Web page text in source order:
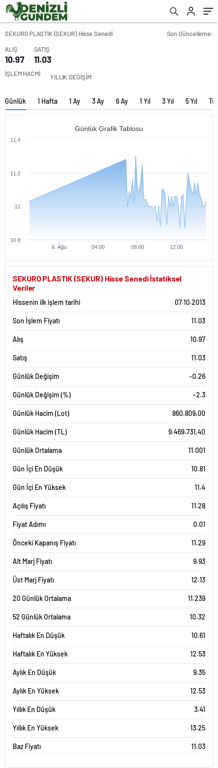
SEKURO PLASTIK (SEKUR) Hisse Senedi
Son Güncelleme:
ALIŞ
10.97
SATIŞ
11.03
İŞLEM HACMİ YILLIK DEĞİŞİM
Günlük 1 Hafta 1 Ay 3 Ay 6 Ay 1 Yıl 3 Yıl 5 Yıl
Günlük Grafik Tablosu
6. Ağu 04:00 08:00 12:00
10.8
11
11.2
11.4
SEKURO PLASTIK (SEKUR) Hisse Senedi İstatiksel
Veriler
Hissenin ilk işlem tarihi 07.10.2013
Son İşlem Fiyatı 11.03
Alış 10.97
Satış 11.03
Günlük Değişim -0.26
Günlük Değişim (%) -2.3
Günlük Hacim (Lot) 860.809,00
Günlük Hacim (TL) 9.469.731,40
Günlük Ortalama 11.001
Gün İçi En Düşük 10.81
Gün İçi En Yüksek 11.4
Açılış Fiyatı 11.28
Fiyat Adımı 0.01
Önceki Kapanış Fiyatı 11.29
Alt Marj Fiyatı 9.93
Üst Marj Fiyatı 12.13
20 Günlük Ortalama 11.239
52 Günlük Ortalama 10.32
Haftalık En Düşük 10.61
Haftalık En Yüksek 12.53
Aylık En Düşük 9.35
Aylık En Yüksek 12.53
Yıllık En Düşük 3.41
Yıllık En Yüksek 13.25
Baz Fiyatı 11.03